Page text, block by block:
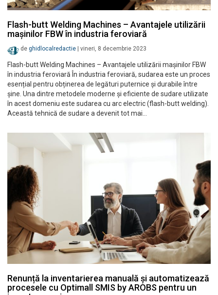
Flash-butt Welding Machines – Avantajele utilizării
mașinilor FBW în industria feroviară
de ghidlocalredactie vineri, 8 decembrie 2023
Flash-butt Welding Machines – Avantajele utilizării mașinilor FBW
în industria feroviară În industria feroviară, sudarea este un proces
esențial pentru obținerea de legături puternice și durabile între
șine. Una dintre metodele moderne și eficiente de sudare utilizate
în acest domeniu este sudarea cu arc electric (flash-butt welding).
Această tehnică de sudare a devenit tot mai…
Renunță la inventarierea manuală și automatizează
procesele cu Optimall SMIS by AROBS pentru un